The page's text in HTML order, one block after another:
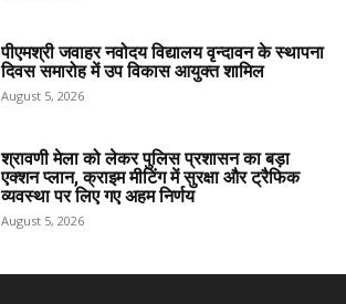
पीएमश्री जवाहर नवोदय विद्यालय वृन्दावन के स्थापना
दिवस समारोह में उप विकास आयुक्त शामिल
August 5, 2026
श्रावणी मेला को लेकर पुलिस प्रशासन का बड़ा
एक्शन प्लान, क्राइम मीटिंग में सुरक्षा और ट्रैफिक
व्यवस्था पर लिए गए अहम निर्णय
August 5, 2026